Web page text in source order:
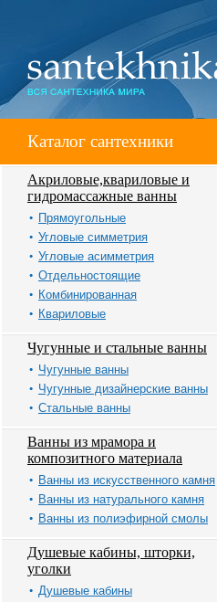
Каталог сантехники
Акриловые,квариловые и
гидромассажные ванны
Прямоугольные
Угловые симметрия
Угловые асимметрия
Отдельностоящие
Комбинированная
Квариловые
Чугунные и стальные ванны
Чугунные ванны
Чугунные дизайнерские ванны
Стальные ванны
Ванны из мрамора и
композитного материала
Ванны из искусственного камня
Ванны из натурального камня
Ванны из полиэфирной смолы
Душевые кабины, шторки,
уголки
Душевые кабины